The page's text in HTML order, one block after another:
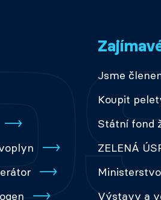
Jsme
Koupit
Státní fond
ZELENÁ
Výstavy a